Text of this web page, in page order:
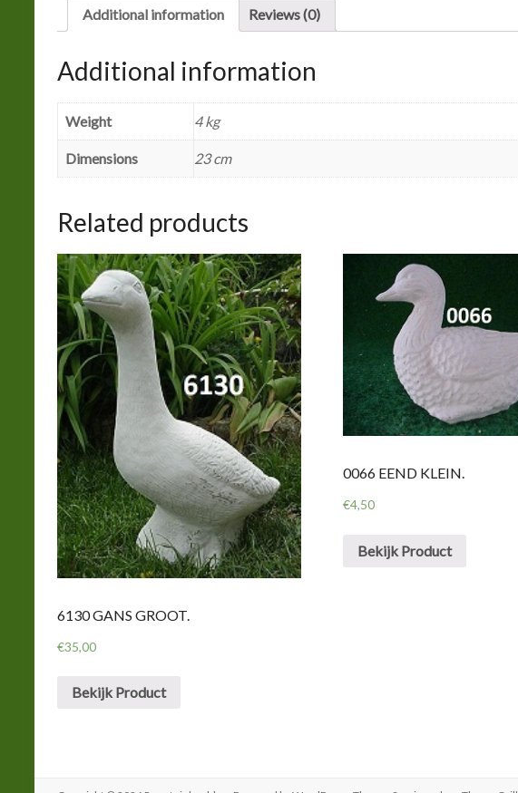
Additional information Reviews (0)
Additional information
Weight 4 kg
Dimensions 23 cm
Related products
6130 GANS GROOT.
€35,00
Bekijk Product
0066 EEND KLEIN.
€4,50
Bekijk Product